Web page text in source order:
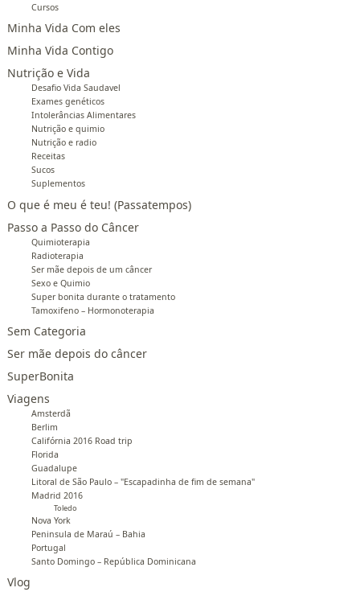
Cursos
Minha Vida Com eles
Minha Vida Contigo
Nutrição e Vida
Desafio Vida Saudavel
Exames genéticos
Intolerâncias Alimentares
Nutrição e quimio
Nutrição e radio
Receitas
Sucos
Suplementos
O que é meu é teu! (Passatempos)
Passo a Passo do Câncer
Quimioterapia
Radioterapia
Ser mãe depois de um câncer
Sexo e Quimio
Super bonita durante o tratamento
Tamoxifeno – Hormonoterapia
Sem Categoria
Ser mãe depois do câncer
SuperBonita
Viagens
Amsterdã
Berlim
Califórnia 2016 Road trip
Florida
Guadalupe
Litoral de São Paulo – "Escapadinha de fim de semana"
Madrid 2016
Toledo
Nova York
Peninsula de Maraú – Bahia
Portugal
Santo Domingo – República Dominicana
Vlog